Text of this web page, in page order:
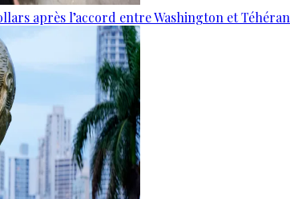
après l’accord entre Washington et Téhéran